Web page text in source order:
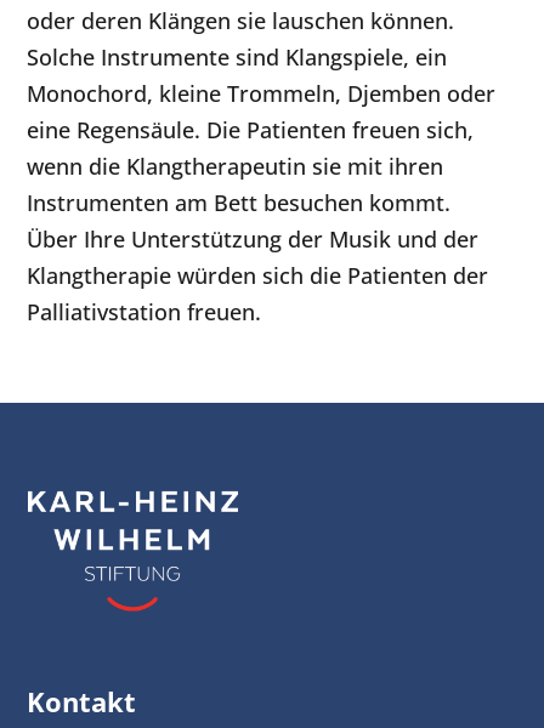
oder deren Klängen sie lauschen können.
Solche Instrumente sind Klangspiele, ein
Monochord, kleine Trommeln, Djemben oder
eine Regensäule. Die Patienten freuen sich,
wenn die Klangtherapeutin sie mit ihren
Instrumenten am Bett besuchen kommt.
Über Ihre Unterstützung der Musik und der
Klangtherapie würden sich die Patienten der
Palliativstation freuen.
Kontakt